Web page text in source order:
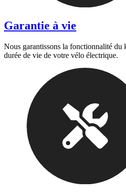
Garantie à vie
Nous garantissons la fonctionnalité du
durée de vie de votre vélo électrique.